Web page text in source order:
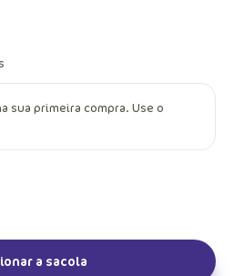
sua primeira compra. Use o
a sacola